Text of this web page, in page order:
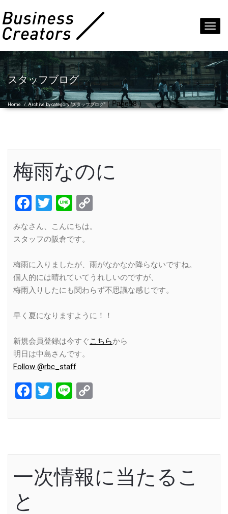
スタッフブログ
Home /Archive by category "スタッフブログ"( Page98 )
梅雨なのに
Facebook
Twitter
Line
みなさん、こんにちは。
スタッフの阪倉です。
梅雨に入りましたが、雨がなかなか降らないですね。
個人的には晴れていてうれしいのですが、
梅雨入りしたにも関わらず不思議な感じです。
早く夏になりますように！！
新規会員登録は今すぐこちらから
明日は中島さんです。
Follow @rbc_staff
Facebook
Twitter
Line
一次情報に当たるこ
と